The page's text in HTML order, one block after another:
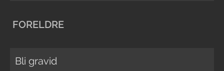
FORELDRE
Bli gravid